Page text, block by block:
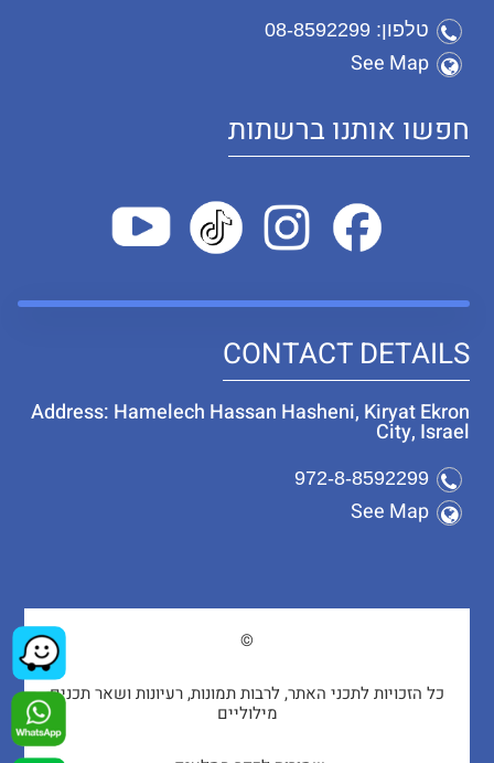
טלפון: 08-8592299
See Map
חפשו אותנו ברשתות
CONTACT DETAILS
Address: Hamelech Hassan Hasheni, Kiryat Ekron
City, Israel
972-8-8592299
See Map
©
כל הזכויות לתכני האתר, לרבות תמונות, רעיונות ושאר תכנים
מילוליים